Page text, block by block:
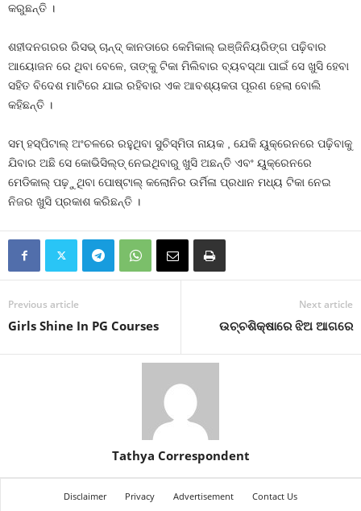
କରୁଛନ୍ତି ।
ଶହୀଦନଗରର ରିସଭ୍ ଚାନ୍ଦ୍ କାନଡାରେ କେମିକାଲ୍ ଇଞ୍ଜିନିୟରିଙ୍ଗ ପଢ଼ିବାର
ଆୟୋଜନ ରେ ଥିବା ବେଳେ, ତାଙ୍କୁ ଟିକା ମିଲିବାର ବ୍ୟବସ୍ଥା ପାଇଁ ସେ ଖୁସି ହେବା
ସହିତ ବିଦେଶ ମାଟିରେ ଯାଇ ରହିବାର ଏକ ଆବଶ୍ୟକତା ପୂରଣ ହେଲା ବୋଲି
କହିଛନ୍ତି ।
ସମ୍ ହସ୍ପିଟାଲ୍ ଅଂଚଳରେ ରହୁଥିବା ସୁଚିସ୍ମିତା ନାୟକ , ଯେକି ୟୁକ୍ରେନରେ ପଢ଼ିବାକୁ
ଯିବାର ଅଛି ସେ କୋଭିସିଲ୍ଡ୍ ନେଇଥିବାରୁ ଖୁସି ଅଛନ୍ତି ଏବଂ ୟୁକ୍ରେନରେ
ମେଡିକାଲ୍ ପଢ଼ୁଥିବା ପୋଷ୍ଟାଲ୍ କଲୋନିର ଉର୍ମିଳା ପ୍ରଧାନ ମଧ୍ୟ ଟିକା ନେଇ
ନିଜର ଖୁସି ପ୍ରକାଶ କରିଛନ୍ତି ।
Previous article
Girls Shine In PG Courses
Next article
ଉଚ୍ଚଶିକ୍ଷାରେ ଝିଅ ଆଗରେ
Tathya Correspondent
Disclaimer Privacy Advertisement Contact Us